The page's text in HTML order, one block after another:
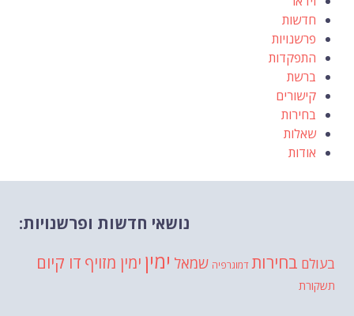
חדשות
פרשנויות
התפקדות
ברשת
קישורים
בחירות
שאלות
אודות
נושאי חדשות ופרשנויות:
בעולם בחירות דמוגרפיה שמאל ימין ימין מזויף דו קיום
תשקורת